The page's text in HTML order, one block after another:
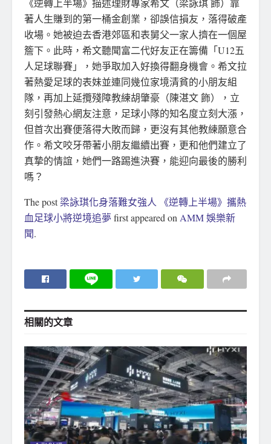
《逆轉上半場》描述理財專家希文（梁詠琪 飾）靠
著人生賺到的第一桶金創業，卻誤信損友，落得破產
收場。她被迫去香港郊區和表舅父一家人擠在一個屋
簷下。此時，希文聽聞富二代好友正在籌備「U12五
人足球聯賽」，她爭取加入好換得翻身機會。希文拉
著熱愛足球的表妹並連同幾位家境清貧的小朋友組
隊，再加上延攬殘障教練胡肇豪（陳湛文 飾），立
刻引發熱心網友注意，足球小隊的知名度立刻大漲，
但首次出賽便落得大敗而歸，更沒有其他教練願意合
作。希文咬牙帶著小朋友繼續出賽，更和他們建立了
真摯的情誼，她們一路踢進決賽，能迎向最後的勝利
嗎？
The post梁詠琪化身落難女強人 《逆轉上半場》攜熱
血足球小將逆境追夢 first appeared onAMM 娛樂新
聞.
相關的文章